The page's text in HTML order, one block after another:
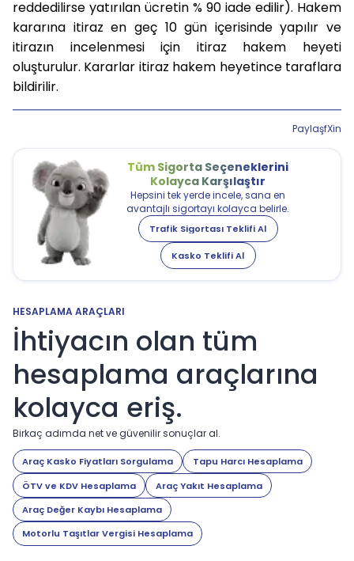
reddedilirse yatırılan ücretin % 90 iade edilir). Hakem
kararına itiraz en geç 10 gün içerisinde yapılır ve
itirazın incelenmesi için itiraz hakem heyeti
oluşturulur. Kararlar itiraz hakem heyetince taraflara
bildirilir.
PaylaşfXin
Tüm Sigorta Seçeneklerini
Kolayca Karşılaştır
Hepsini tek yerde incele, sana en
avantajlı sigortayı kolayca belirle.
Trafik Sigortası Teklifi Al
Kasko Teklifi Al
HESAPLAMA ARAÇLARI
İhtiyacın olan tüm
hesaplama araçlarına
kolayca eriş.
Birkaç adımda net ve güvenilir sonuçlar al.
Araç Kasko Fiyatları Sorgulama
Tapu Harcı Hesaplama
ÖTV ve KDV Hesaplama
Araç Yakıt Hesaplama
Araç Değer Kaybı Hesaplama
Motorlu Taşıtlar Vergisi Hesaplama